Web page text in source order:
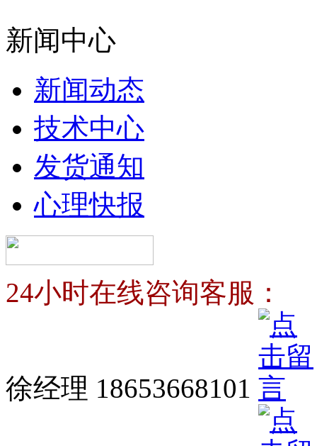
新闻中心
新闻动态
技术中心
发货通知
心理快报
24小时在线咨询客服：
徐经理 18653668101